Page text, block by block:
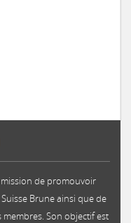
de promouvoir
Brune ainsi que de
Son objectif est